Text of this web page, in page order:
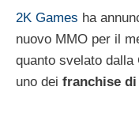
2K Games ha
nuovo MMO per il
quanto svelato
uno dei franchise